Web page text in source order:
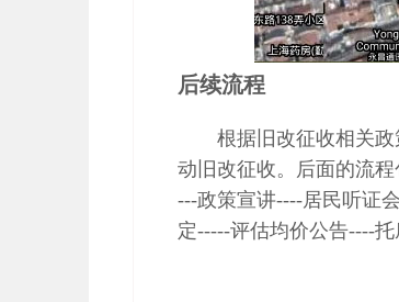
后续流程
根据旧改征收相关
动旧改征收。后面的流
---政策宣讲----居民听证
定-----评估均价公告----